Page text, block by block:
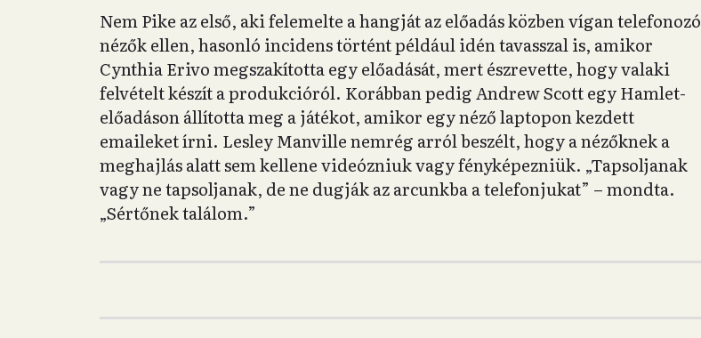
Nem Pike az első, aki felemelte a hangját az előadás közben vígan telefonozó
nézők ellen, hasonló incidens történt például idén tavasszal is, amikor
Cynthia Erivo megszakította egy előadását, mert észrevette, hogy valaki
felvételt készít a produkcióról. Korábban pedig Andrew Scott egy Hamlet-
előadáson állította meg a játékot, amikor egy néző laptopon kezdett
emaileket írni. Lesley Manville nemrég arról beszélt, hogy a nézőknek a
meghajlás alatt sem kellene videózniuk vagy fényképezniük. „Tapsoljanak
vagy ne tapsoljanak, de ne dugják az arcunkba a telefonjukat” – mondta.
„Sértőnek találom.”